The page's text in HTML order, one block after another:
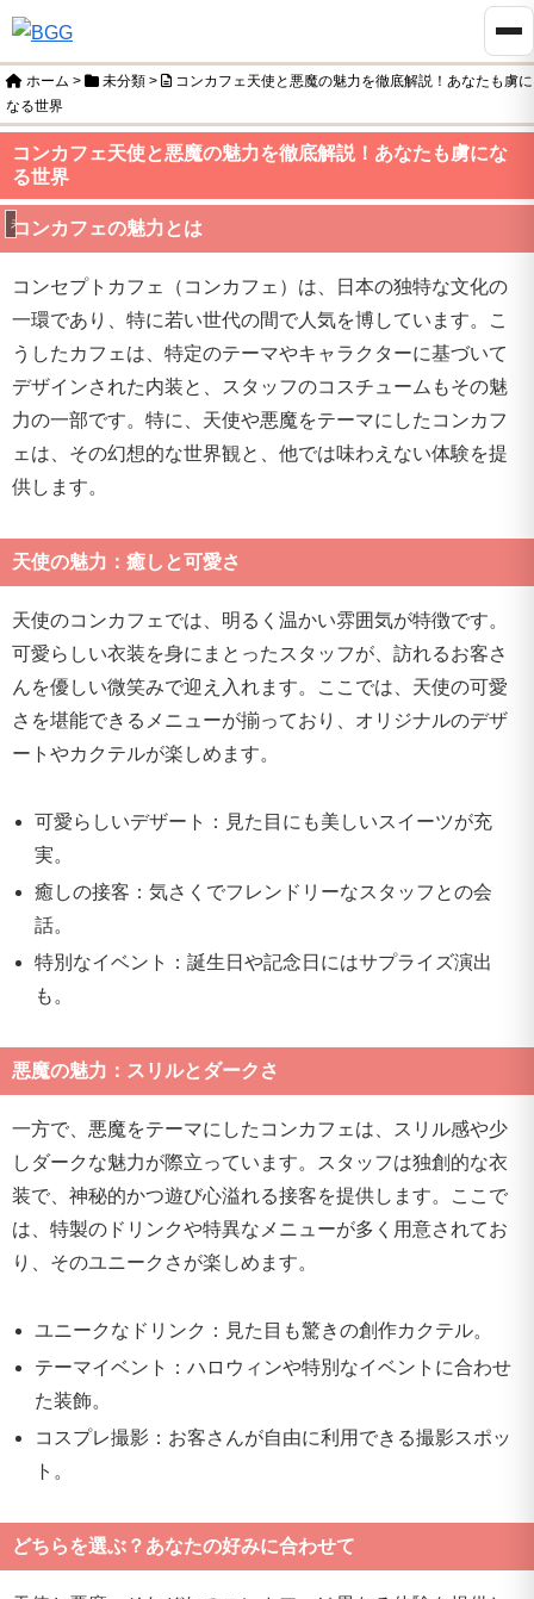
ホーム > 未分類 >
コンカフェ天使と悪魔の魅力を徹底解説！あなたも虜に
なる世界
コンカフェ天使と悪魔の魅力を徹底解説！あなたも虜にな
る世界
未分類
コンカフェの魅力とは
コンセプトカフェ（コンカフェ）は、日本の独特な文化の
一環であり、特に若い世代の間で人気を博しています。こ
うしたカフェは、特定のテーマやキャラクターに基づいて
デザインされた内装と、スタッフのコスチュームもその魅
力の一部です。特に、天使や悪魔をテーマにしたコンカフ
ェは、その幻想的な世界観と、他では味わえない体験を提
供します。
天使の魅力：癒しと可愛さ
天使のコンカフェでは、明るく温かい雰囲気が特徴です。
可愛らしい衣装を身にまとったスタッフが、訪れるお客さ
んを優しい微笑みで迎え入れます。ここでは、天使の可愛
さを堪能できるメニューが揃っており、オリジナルのデザ
ートやカクテルが楽しめます。
可愛らしいデザート：見た目にも美しいスイーツが充
実。
癒しの接客：気さくでフレンドリーなスタッフとの会
話。
特別なイベント：誕生日や記念日にはサプライズ演出
も。
悪魔の魅力：スリルとダークさ
一方で、悪魔をテーマにしたコンカフェは、スリル感や少
しダークな魅力が際立っています。スタッフは独創的な衣
装で、神秘的かつ遊び心溢れる接客を提供します。ここで
は、特製のドリンクや特異なメニューが多く用意されてお
り、そのユニークさが楽しめます。
ユニークなドリンク：見た目も驚きの創作カクテル。
テーマイベント：ハロウィンや特別なイベントに合わせ
た装飾。
コスプレ撮影：お客さんが自由に利用できる撮影スポッ
ト。
どちらを選ぶ？あなたの好みに合わせて